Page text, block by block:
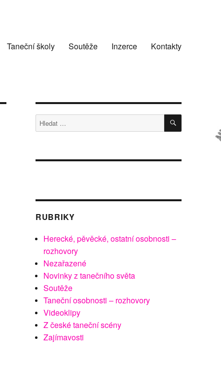
Taneční školy Soutěže Inzerce Kontakty
Hledat: HLEDÁNÍ
RUBRIKY
Herecké, pěvěcké, ostatní osobnosti –
rozhovory
Nezařazené
Novinky z tanečního světa
Soutěže
Taneční osobnosti – rozhovory
Videoklipy
Z české taneční scény
Zajímavosti